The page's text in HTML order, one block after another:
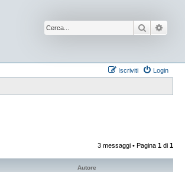
Cerca
Login
Iscriviti
3 messaggi • Pagina 1 di 1
Autore